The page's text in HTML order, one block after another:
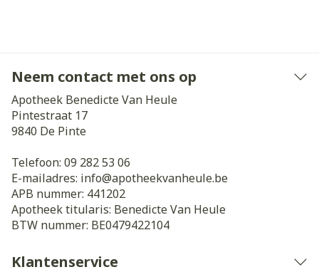
Neem contact met ons op
Apotheek Benedicte Van Heule
Pintestraat 17
9840 De Pinte
Telefoon: 09 282 53 06
E-mailadres: info@apotheekvanheule.be
APB nummer: 441202
Apotheek titularis: Benedicte Van Heule
BTW nummer: BE0479422104
Klantenservice